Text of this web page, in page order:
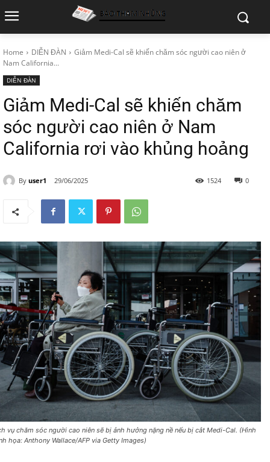
Home DIỄN ĐÀN
Giảm Medi-Cal sẽ khiến chăm sóc người cao niên ở
Nam California...
DIỄN ĐÀN
Giảm Medi-Cal sẽ khiến chăm
sóc người cao niên ở Nam
California rơi vào khủng hoảng
By user1 29/06/2025 0
1524
vụ chăm sóc người cao niên sẽ bị ảnh hưởng nặng nề nếu bị cắt Medi-Cal. (Hình
họa: Anthony Wallace/AFP via Getty Images)